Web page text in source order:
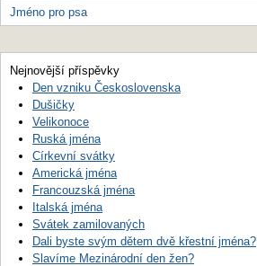
Jméno pro psa
Nejnovější příspěvky
Den vzniku Československa
Dušičky
Velikonoce
Ruská jména
Církevní svátky
Americká jména
Francouzská jména
Italská jména
Svátek zamilovaných
Dali byste svým dětem dvě křestní jména?
Slavíme Mezinárodní den žen?